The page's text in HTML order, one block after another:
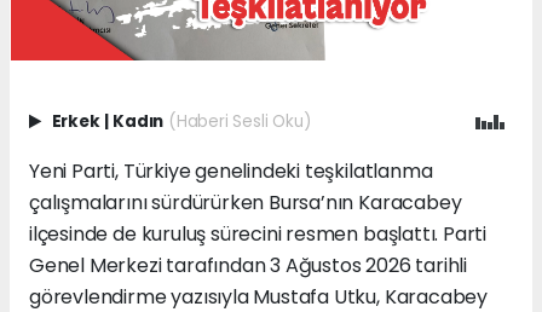
Erkek | Kadın (Haberi Sesli Oku)
Yeni Parti, Türkiye genelindeki teşkilatlanma
çalışmalarını sürdürürken Bursa’nın Karacabey
ilçesinde de kuruluş sürecini resmen başlattı. Parti
Genel Merkezi tarafından 3 Ağustos 2026 tarihli
görevlendirme yazısıyla Mustafa Utku, Karacabey